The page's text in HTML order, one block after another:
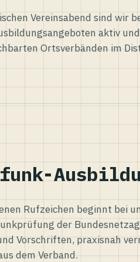
Vereinsabend sind wir
aktiv
Ortsverbänden im
Rufzeichen beginnt bei
der
Vorschriften, praxisnah
dem Verband.